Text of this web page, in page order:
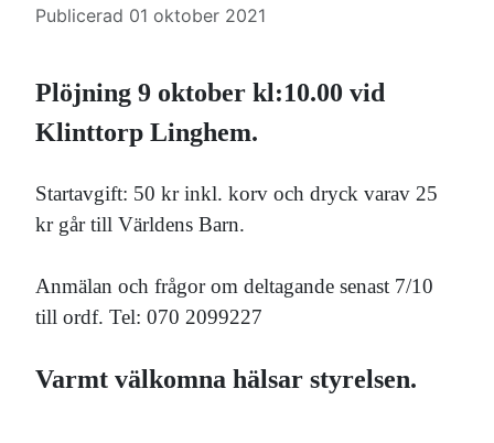
Publicerad 01 oktober 2021
Plöjning 9 oktober kl:10.00 vid
Klinttorp Linghem.
Startavgift: 50 kr inkl. korv och dryck varav 25
kr går till Världens Barn.
Anmälan och frågor om deltagande senast 7/10
till ordf. Tel: 070 2099227
Varmt välkomna hälsar styrelsen.